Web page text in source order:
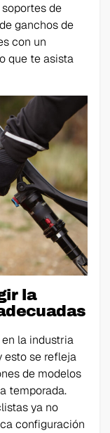
de
ganchos de
con un
que te asista
la
la industria
esto se refleja
de modelos
temporada.
ya no
configuración